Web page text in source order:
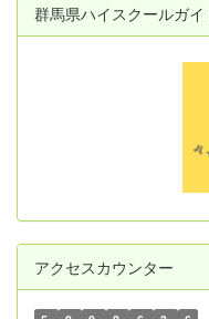
群馬県ハイスクールガイ
アクセスカウンター